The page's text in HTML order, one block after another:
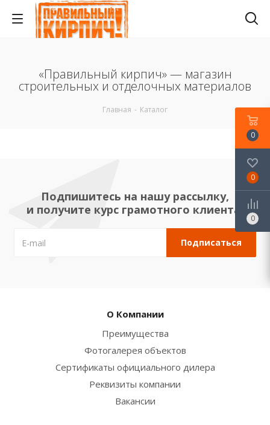
«Правильный кирпич» — магазин
строительных и отделочных материалов
Главная - Каталог
Подпишитесь на нашу рассылку,
и получите курс грамотного клиента!
О Компании
Преимущества
Фотогалерея объектов
Сертификаты официального дилера
Реквизиты компании
Вакансии
0
0
0